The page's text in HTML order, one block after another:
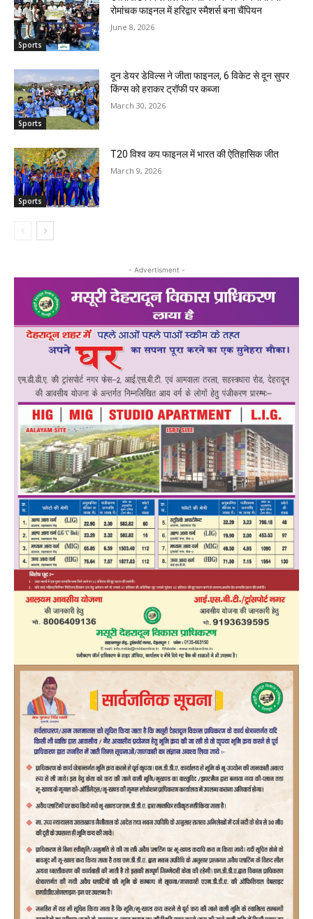
Sports
रोमांचक फाइनल में हरिद्वार स्मैशर्स बना चैंपियन
June 8, 2026
Sports
दून डेयर डेविल्स ने जीता फाइनल, 6 विकेट से दून सुपर
किंग्स को हराकर ट्रॉफी पर कब्जा
March 30, 2026
Sports
T20 विश्व कप फाइनल में भारत की ऐतिहासिक जीत
March 9, 2026
- Advertisment -